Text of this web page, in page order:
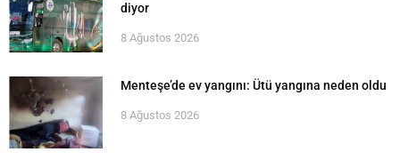
diyor
8 Ağustos 2026
Menteşe’de ev yangını: Ütü yangına neden oldu
8 Ağustos 2026